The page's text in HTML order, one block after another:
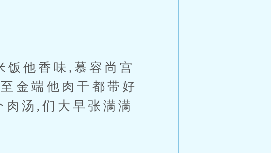
他香味,慕容尚宫
金端他肉干都带好
汤,们大早张满满